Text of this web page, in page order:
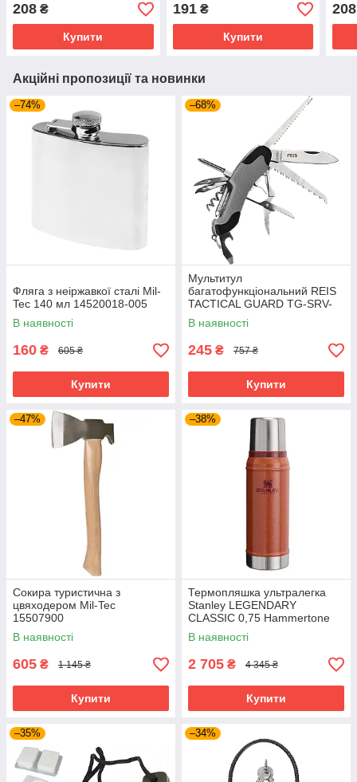
208 ₴
Купити
191₴
Купити
208
Акційні пропозиції та новинки
–74%
Фляга з неіржавкої сталі Mil-
Tec 140 мл 14520018-005
В наявності
160 ₴ 605 ₴
Купити
–68%
Мультитул
багатофункціональний REIS
TACTICAL GUARD TG-SRV-
MFKP-R SB сіро-чорний
В наявності
245 ₴ 757 ₴
Купити
–47%
Сокира туристична з
цвяходером Mil-Tec
15507900
В наявності
605 ₴ 1 145 ₴
Купити
–38%
Термопляшка ультралегка
Stanley LEGENDARY
CLASSIC 0,75 Hammertone
Clay 10-01612-065
В наявності
2 705 ₴ 4 345 ₴
Купити
–35% –34%